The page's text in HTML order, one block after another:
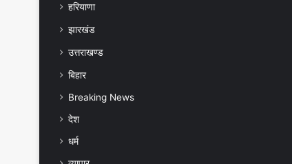
हरियाणा
झारखंड
उत्तराखण्ड
बिहार
Breaking News
देश
धर्म